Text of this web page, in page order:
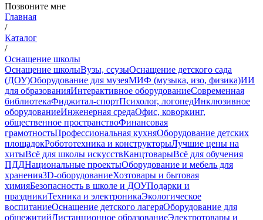
Позвоните мне
Главная
/
Каталог
/
Оснащение школы
Оснащение школыВузы, ссузыОснащение детского сада
(ДОУ)Оборудование для музеяМИФ (музыка, изо, физика)ИИ
для образованияИнтерактивное оборудованиеСовременная
библиотекаФиджитал-спортПсихолог, логопедИнклюзивное
оборудованиеИнженерная средаОфис, коворкинг,
общественное пространствоФинансовая
грамотностьПрофессиональная кухняОборудование детских
площадокРобототехника и конструкторыЛучшие цены на
хитыВсё для школы искусствКанцтоварыВсё для обучения
ПДДНациональные проектыОборудование и мебель для
хранения3D-оборудованиеХозтовары и бытовая
химияБезопасность в школе и ДОУПодарки и
праздникиТехника и электроникаЭкологическое
воспитаниеОснащение детского лагеряОборудование для
общежитийДистанционное образованиеЭлектротовары и